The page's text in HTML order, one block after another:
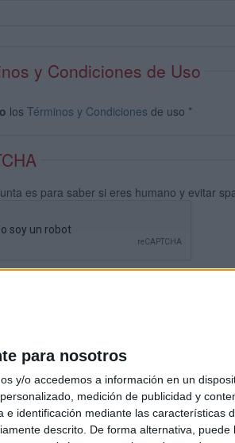
para nosotros
y/o accedemos a información en un
medición de publicidad y
e identificación mediante las
descrito. De forma alternativa,
y Condiciones de Uso
los Términos y Condiciones de uso *
es para saber si eres humano y evitar
Aviso legal|Politica